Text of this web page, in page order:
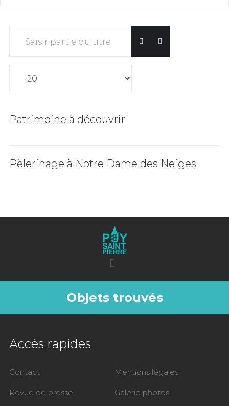
Patrimoine à découvrir
Pèlerinage à Notre Dame des Neiges
Objets trouvés
Accès rapides
Contact Mentions légales
Revue de presse Galerie photos